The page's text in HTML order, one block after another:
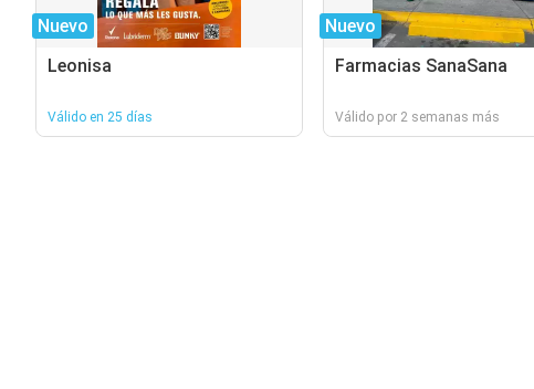
Nuevo
Leonisa
Válido en 25 días
Nuevo
Farmacias SanaSana
Válido por 2 semanas más